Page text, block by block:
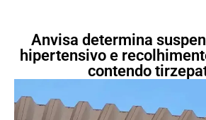
Anvisa determina
hipertensivo e
contendo